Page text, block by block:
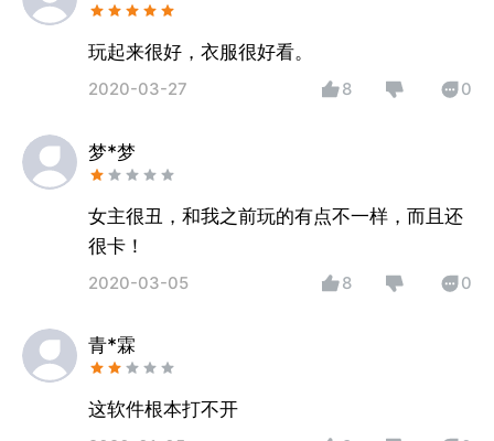
玩起来很好，衣服很好看。
2020-03-27 8 0
梦*梦
女主很丑，和我之前玩的有点不一样，而且还
很卡！
2020-03-05 8 0
青*霖
这软件根本打不开